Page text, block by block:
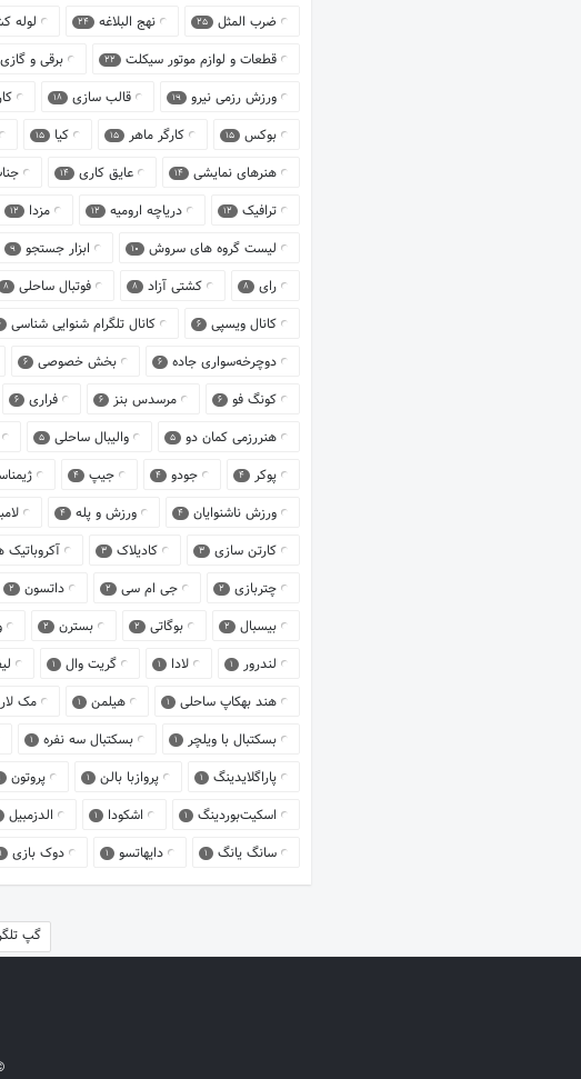
ضرب‌ المثل 25 نهج البلاغه 24 لوله
قطعات و لوازم موتور سیکلت 22 برقی و
ورزش رزمی نیرو 19 قالب سازی 18
بوکس 15 کارگر ماهر 15 کیا 15
هنرهای نمایشی 14 عایق کاری 14
ترافیک 12 دریاچه ارومیه 12 مزدا 12
لیست گروه های سروش 10 ابزار جستجو 9
رای 8 کشتی آزاد 8 فوتبال ساحلی 8
کانال ویسپی 6 کانال تلگرام شنوایی شناسی
دوچرخه‌سواری جاده‌ 6 بخش خصوصی 6
کونگ فو 6 مرسدس بنز 6 فراری 6
هنررزمی کمان دو 5 والیبال ساحلی 5
پوکر 4 جودو 4 جیپ 4
ورزش ناشنوایان 4 ورزش و پله 4
کارتن سازی 3 کادیلاک 3
چتربازی 2 جی ام سی 2 داتسون 2
بیسبال 2 بوگاتی 2 بسترن 2
لندرور 1 لادا 1 گریت وال 1
هند بهکاپ ساحلی 1 هیلمن 1 مک
بسکتبال با ویلچر 1 بسکتبال سه نفره 1
پاراگلایدینگ 1 پروازبا بالن 1 پروتون
اسکیت‌بوردینگ 1 اشکودا 1 الدزمبیل
سانگ یانگ 1 دایهاتسو 1 دوک بازی 1
گپ